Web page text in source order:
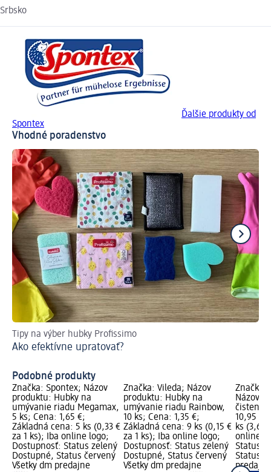
Srbsko
Ďalšie produkty od
Spontex
Vhodné poradenstvo
Tipy na výber hubky Profissimo
Ako efektívne upratovať?
Podobné produkty
Značka: Spontex; Názov
produktu: Hubky na
umývanie riadu Megamax,
5 ks; Cena: 1,65 €;
Základná cena: 5 ks (0,33 €
za 1 ks); Iba online logo;
Dostupnosť: Status zelený
Dostupné, Status červený
Všetky dm predajne
Značka: Vileda; Názov
produktu: Hubky na
umývanie riadu Rainbow,
10 ks; Cena: 1,35 €;
Základná cena: 9 ks (0,15 €
za 1 ks); Iba online logo;
Dostupnosť: Status zelený
Dostupné, Status červený
Všetky dm predajne
Značka:
Názov
čistenie
10,95 €;
ks (3,65
online
Status
Status
predajne